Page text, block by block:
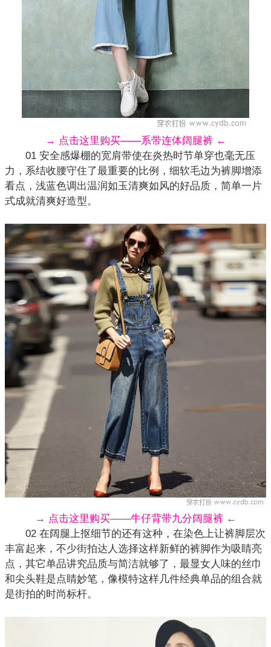
→ 点击这里购买——系带连体阔腿裤 ←
01 安全感爆棚的宽肩带使在炎热时节单穿也毫无压
力，系结收腰守住了最重要的比例，细软毛边为裤脚增添
看点，浅蓝色调出温润如玉清爽如风的好品质，简单一片
式成就清爽好造型。
→ 点击这里购买——牛仔背带九分阔腿裤 ←
02 在阔腿上抠细节的还有这种，在染色上让裤脚层次
丰富起来，不少街拍达人选择这样新鲜的裤脚作为吸睛亮
点，其它单品讲究品质与简洁就够了，最显女人味的丝巾
和尖头鞋是点睛妙笔，像模特这样几件经典单品的组合就
是街拍的时尚标杆。